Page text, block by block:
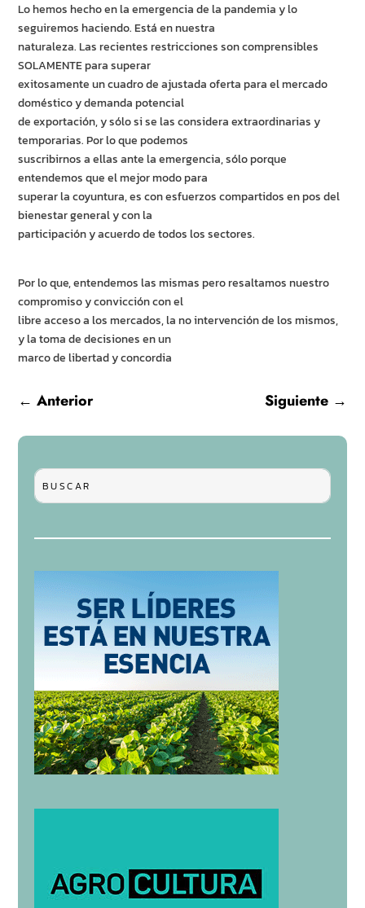
Lo hemos hecho en la emergencia de la pandemia y lo
seguiremos haciendo. Está en nuestra
naturaleza. Las recientes restricciones son comprensibles
SOLAMENTE para superar
exitosamente un cuadro de ajustada oferta para el mercado
doméstico y demanda potencial
de exportación, y sólo si se las considera extraordinarias y
temporarias. Por lo que podemos
suscribirnos a ellas ante la emergencia, sólo porque
entendemos que el mejor modo para
superar la coyuntura, es con esfuerzos compartidos en pos del
bienestar general y con la
participación y acuerdo de todos los sectores.
Por lo que, entendemos las mismas pero resaltamos nuestro
compromiso y convicción con el
libre acceso a los mercados, la no intervención de los mismos,
y la toma de decisiones en un
marco de libertad y concordia
←Anterior Siguiente→